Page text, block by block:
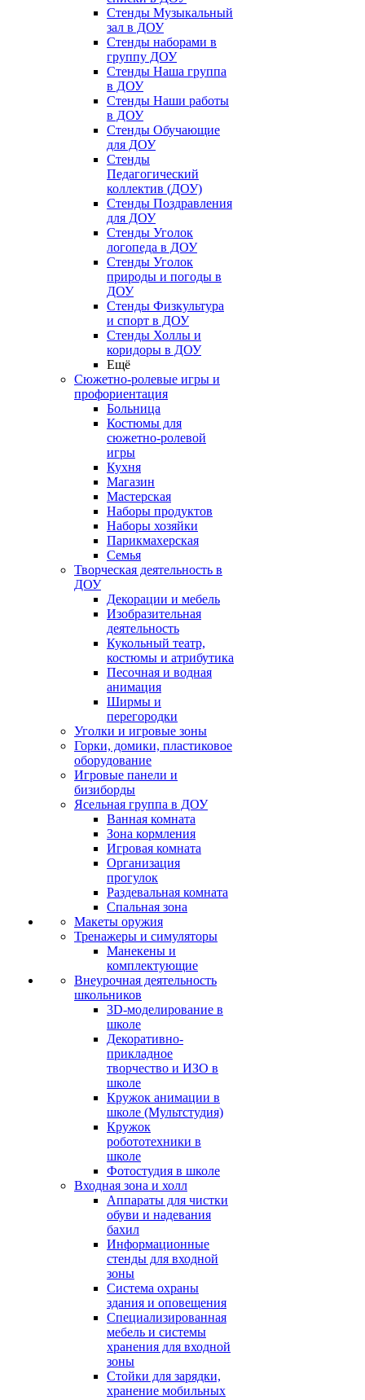
Стенды Музыкальный
зал в ДОУ
Стенды наборами в
группу ДОУ
Стенды Наша группа
в ДОУ
Стенды Наши работы
в ДОУ
Стенды Обучающие
для ДОУ
Стенды
Педагогический
коллектив (ДОУ)
Стенды Поздравления
для ДОУ
Стенды Уголок
логопеда в ДОУ
Стенды Уголок
природы и погоды в
ДОУ
Стенды Физкультура
и спорт в ДОУ
Стенды Холлы и
коридоры в ДОУ
Ещё
Сюжетно-ролевые игры и
профориентация
Больница
Костюмы для
сюжетно-ролевой
игры
Кухня
Магазин
Мастерская
Наборы продуктов
Наборы хозяйки
Парикмахерская
Семья
Творческая деятельность в
ДОУ
Декорации и мебель
Изобразительная
деятельность
Кукольный театр,
костюмы и атрибутика
Песочная и водная
анимация
Ширмы и
перегородки
Уголки и игровые зоны
Горки, домики, пластиковое
оборудование
Игровые панели и
бизиборды
Ясельная группа в ДОУ
Ванная комната
Зона кормления
Игровая комната
Организация
прогулок
Раздевальная комната
Спальная зона
Макеты оружия
Тренажеры и симуляторы
Манекены и
комплектующие
Внеурочная деятельность
школьников
3D-моделирование в
школе
Декоративно-
прикладное
творчество и ИЗО в
школе
Кружок анимации в
школе (Мультстудия)
Кружок
робототехники в
школе
Фотостудия в школе
Входная зона и холл
Аппараты для чистки
обуви и надевания
бахил
Информационные
стенды для входной
зоны
Система охраны
здания и оповещения
Специализированная
мебель и системы
хранения для входной
зоны
Стойки для зарядки,
хранение мобильных